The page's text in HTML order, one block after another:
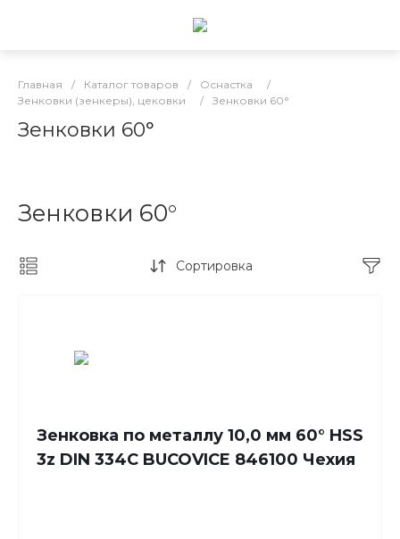
Главная / Каталог товаров / Оснастка
/
Зенковки (зенкеры), цековки
/ Зенковки 60°
Зенковки 60°
Зенковки 60°
Сортировка
Зенковка по металлу 10,0 мм 60° HSS
3z DIN 334C BUCOVICE 846100 Чехия